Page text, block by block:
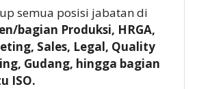
semua posisi jabatan di
bagian Produksi, HRGA,
Sales, Legal, Quality
Gudang, hingga bagian
ISO.